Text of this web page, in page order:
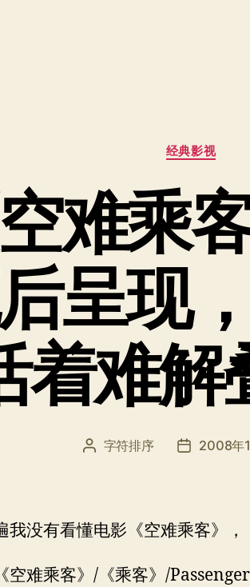
分
类
经典影视
难乘
呈现
着难解
文 字符排序
发 2008年
我没有看懂电影《空难乘客》，
空难乘客》/《乘客》/